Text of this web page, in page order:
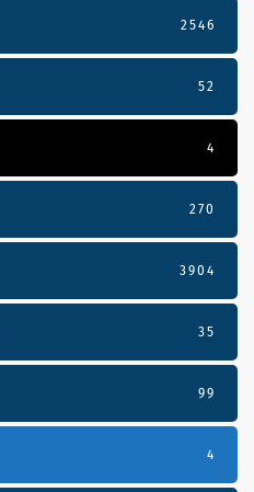
2546
52
4
270
3904
35
99
4